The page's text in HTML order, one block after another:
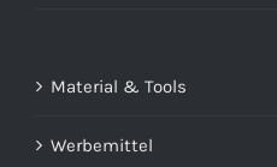
Material & Tools
Werbemittel